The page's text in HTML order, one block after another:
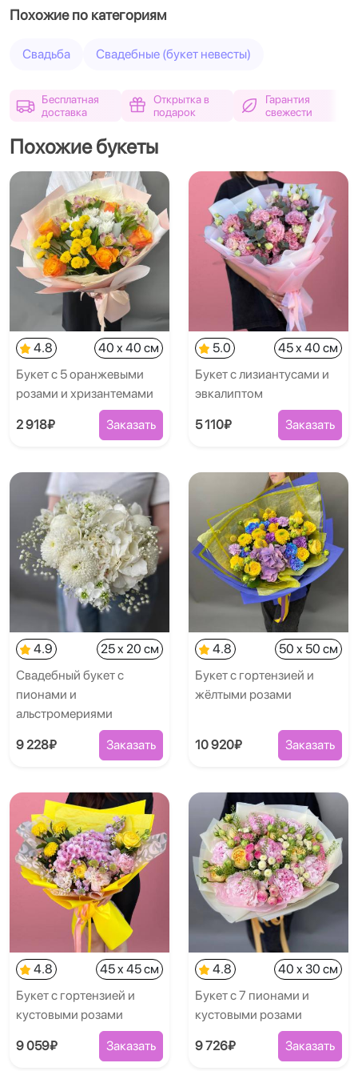
Похожие по категориям
Свадьба Свадебные (букет невесты)
Бесплатная
доставка
Открытка в
подарок
Гарантия
свежести
Похожие букеты
4.8
40 x 40 см
Букет с 5 оранжевыми
розами и хризантемами
2 918₽ Заказать
5.0
45 x 40 см
Букет с лизиантусами и
эвкалиптом
5 110₽ Заказать
4.9
25 x 20 см
Свадебный букет с
пионами и
альстромериями
9 228₽ Заказать
4.8
50 x 50 см
Букет с гортензией и
жёлтыми розами
10 920₽ Заказать
4.8
45 x 45 см
Букет с гортензией и
кустовыми розами
9 059₽ Заказать
4.8
40 x 30 см
Букет с 7 пионами и
кустовыми розами
9 726₽ Заказать